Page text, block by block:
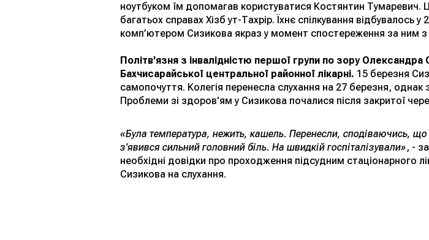
ноутбуком їм допомагав користуватися Костянтин
багатьох справах Хізб ут-Тахрір. Їхнє спілкування відбувалось
комп’ютером Сизикова якраз у момент спостереження за ним з
Політв'язня з інвалідністю першої групи по зору Олександра
Бахчисарайської центральної районної лікарні. 15 березня
самопочуття. Колегія перенесла слухання на 27 березня,
Проблеми зі здоров'ям у Сизикова почалися після закритої
«Була температура, нежить, кашель. Перенесли, сподіваючись,
з'явився сильний головний біль. На швидкій госпіталізували», -
необхідні довідки про проходження підсудним стаціонарного
Сизикова на слухання.